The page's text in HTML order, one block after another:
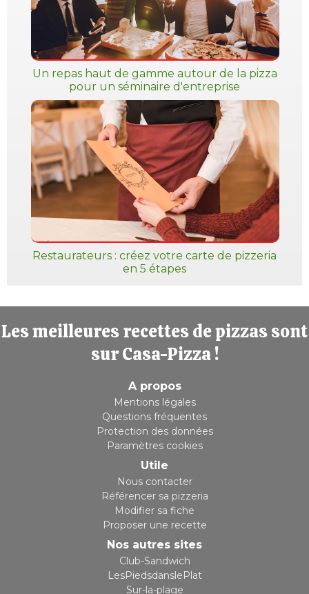
Un repas haut de gamme autour de la pizza
pour un séminaire d'entreprise
Restaurateurs : créez votre carte de pizzeria
en 5 étapes
Les meilleures recettes de pizzas sont
sur Casa-Pizza !
A propos
Mentions légales
Questions fréquentes
Protection des données
Paramètres cookies
Utile
Nous contacter
Référencer sa pizzeria
Modifier sa fiche
Proposer une recette
Nos autres sites
Club-Sandwich
LesPiedsdanslePlat
Sur-la-plage